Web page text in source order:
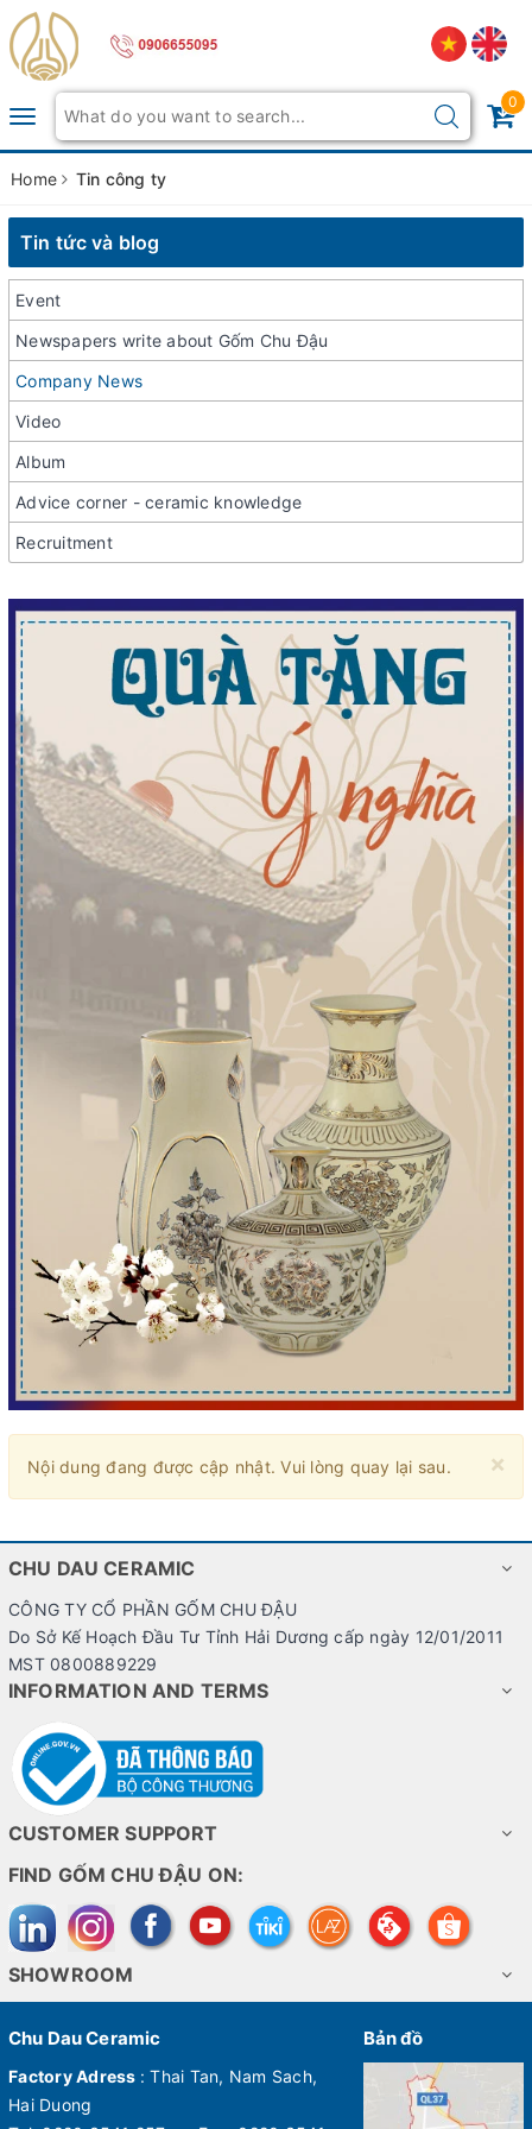
Toggle
navigation
0
Home Tin công ty
Tin tức và blog
Event
Newspapers write about Gốm Chu Đậu
Company News
Video
Album
Advice corner - ceramic knowledge
Recruitment
×
Nội dung đang được cập nhật. Vui lòng quay lại sau.
CHU DAU CERAMIC
CÔNG TY CỔ PHẦN GỐM CHU ĐẬU
Do Sở Kế Hoạch Đầu Tư Tỉnh Hải Dương cấp ngày 12/01/2011
MST 0800889229
INFORMATION AND TERMS
CUSTOMER SUPPORT
FIND GỐM CHU ĐẬU ON:
SHOWROOM
Chu Dau Ceramic
Factory Adress : Thai Tan, Nam Sach,
Hai Duong
Bản đồ